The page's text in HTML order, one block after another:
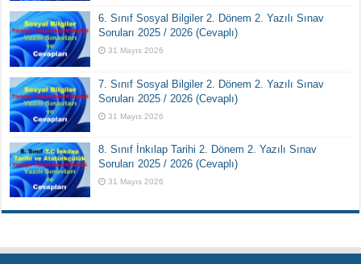
6. Sınıf Sosyal Bilgiler 2. Dönem 2. Yazılı Sınav
Soruları 2025 / 2026 (Cevaplı)
31 Mayıs 2026
7. Sınıf Sosyal Bilgiler 2. Dönem 2. Yazılı Sınav
Soruları 2025 / 2026 (Cevaplı)
31 Mayıs 2026
8. Sınıf İnkılap Tarihi 2. Dönem 2. Yazılı Sınav
Soruları 2025 / 2026 (Cevaplı)
31 Mayıs 2026